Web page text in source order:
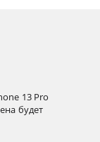
13 Pro
будет